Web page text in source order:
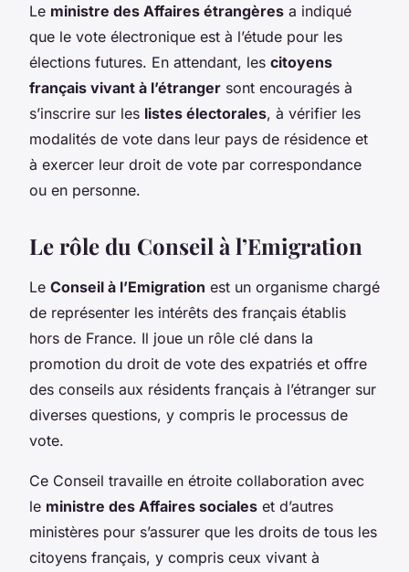
Le ministre des Affaires étrangères a indiqué
que le vote électronique est à l’étude pour les
élections futures. En attendant, les citoyens
français vivant à l’étranger sont encouragés à
s’inscrire sur les listes électorales, à vérifier les
modalités de vote dans leur pays de résidence et
à exercer leur droit de vote par correspondance
ou en personne.
Le rôle du Conseil à l’Emigration
Le Conseil à l’Emigration est un organisme chargé
de représenter les intérêts des français établis
hors de France. Il joue un rôle clé dans la
promotion du droit de vote des expatriés et offre
des conseils aux résidents français à l’étranger sur
diverses questions, y compris le processus de
vote.
Ce Conseil travaille en étroite collaboration avec
le ministre des Affaires sociales et d’autres
ministères pour s’assurer que les droits de tous les
citoyens français, y compris ceux vivant à